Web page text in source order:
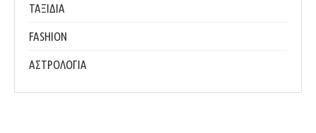
ΤΑΞΙΔΙΑ
FASHION
ΑΣΤΡΟΛΟΓΙΑ